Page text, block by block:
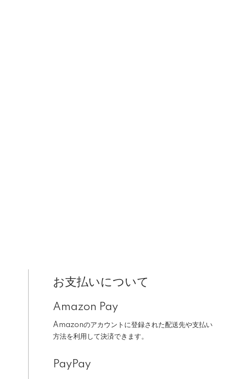
お支払いについて
Amazon Pay
Amazonのアカウントに登録された配送先や支払い
方法を利用して決済できます。
PayPay